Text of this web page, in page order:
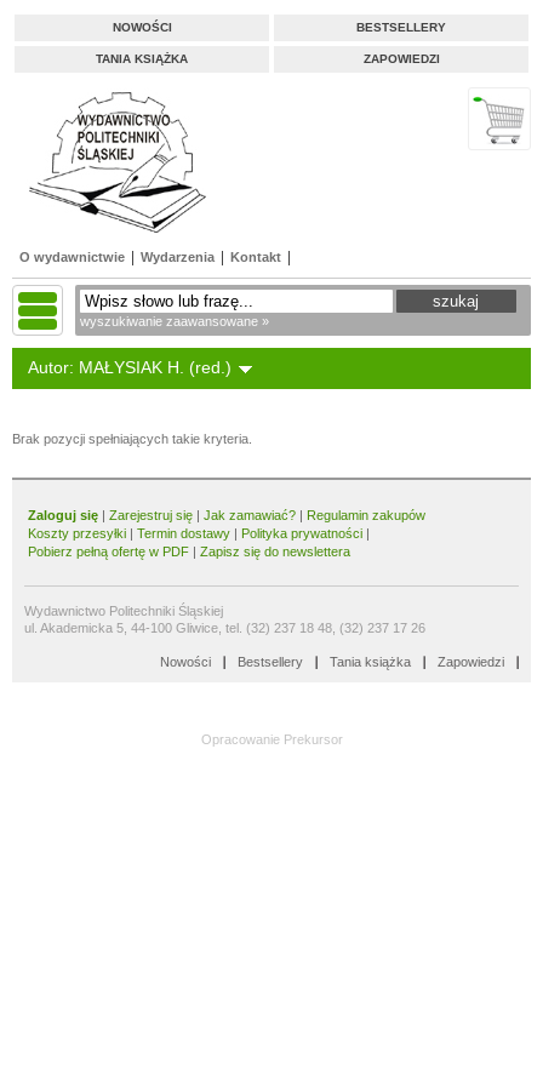
NOWOŚCI BESTSELLERY
TANIA KSIĄŻKA ZAPOWIEDZI
O wydawnictwie Wydarzenia Kontakt
wyszukiwanie zaawansowane »
Autor: MAŁYSIAK H. (red.)
Brak pozycji spełniających takie kryteria.
Zaloguj się | Zarejestruj się | Jak zamawiać? | Regulamin zakupów
Koszty przesyłki | Termin dostawy | Polityka prywatności |
Pobierz pełną ofertę w PDF | Zapisz się do newslettera
Wydawnictwo Politechniki Śląskiej
ul. Akademicka 5, 44-100 Gliwice, tel. (32) 237 18 48, (32) 237 17 26
Nowości Bestsellery Tania książka Zapowiedzi
Opracowanie Prekursor